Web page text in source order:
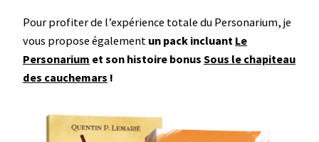
Pour profiter de l’expérience totale du Personarium, je
vous propose également un pack incluant Le
Personarium et son histoire bonus Sous le chapiteau
des cauchemars !